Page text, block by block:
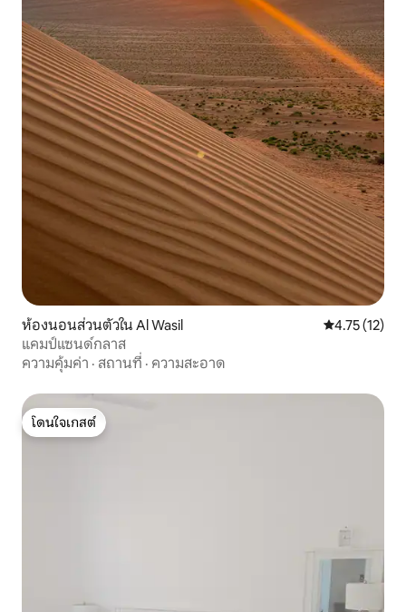
ห้องนอนส่วนตัวใน Al Wasil คะแนนเฉลี่ย
4.75 (12)
แคมป์แซนด์กลาส
ความคุ้มค่า · สถานที่ · ความสะอาด
โดนใจเกสต์
โดนใจเกสต์